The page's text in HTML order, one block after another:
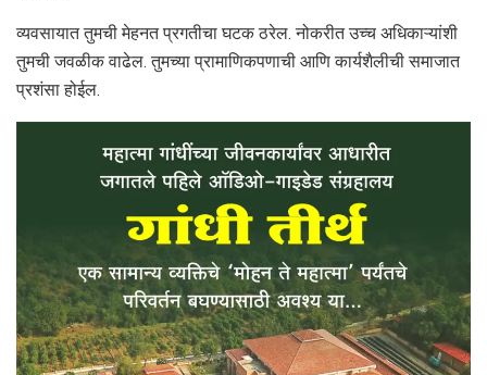
व्यवसायात तुमची मेहनत प्रगतीचा घटक ठरेल. नोकरीत उच्च अधिकाऱ्यांशी
तुमची जवळीक वाढेल. तुमच्या प्रामाणिकपणाची आणि कार्यशैलीची समाजात
प्रशंसा होईल.